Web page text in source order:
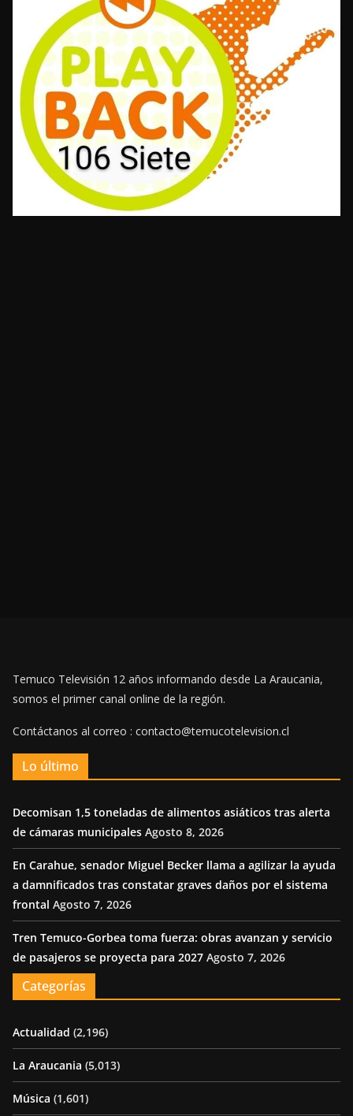
Temuco Televisión 12 años informando desde La Araucania,
somos el primer canal online de la región.
Contáctanos al correo : contacto@temucotelevision.cl
Lo último
Decomisan 1,5 toneladas de alimentos asiáticos tras alerta
de cámaras municipales Agosto 8, 2026
En Carahue, senador Miguel Becker llama a agilizar la ayuda
a damnificados tras constatar graves daños por el sistema
frontal Agosto 7, 2026
Tren Temuco-Gorbea toma fuerza: obras avanzan y servicio
de pasajeros se proyecta para 2027 Agosto 7, 2026
Categorías
Actualidad (2,196)
La Araucania (5,013)
Música (1,601)